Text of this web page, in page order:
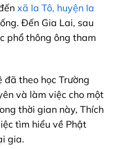
xã Ia Tô, huyện Ia
Đến Gia Lai, sau
phổ thông ông tham
đã theo học Trường
và làm việc cho một
thời gian này, Thích
tìm hiểu về Phật
gia.